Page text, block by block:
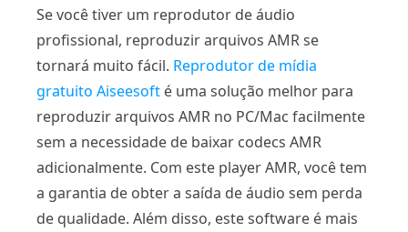
Se você tiver um reprodutor de áudio
profissional, reproduzir arquivos AMR se
tornará muito fácil. Reprodutor de mídia
gratuito Aiseesoft é uma solução melhor para
reproduzir arquivos AMR no PC/Mac facilmente
sem a necessidade de baixar codecs AMR
adicionalmente. Com este player AMR, você tem
a garantia de obter a saída de áudio sem perda
de qualidade. Além disso, este software é mais